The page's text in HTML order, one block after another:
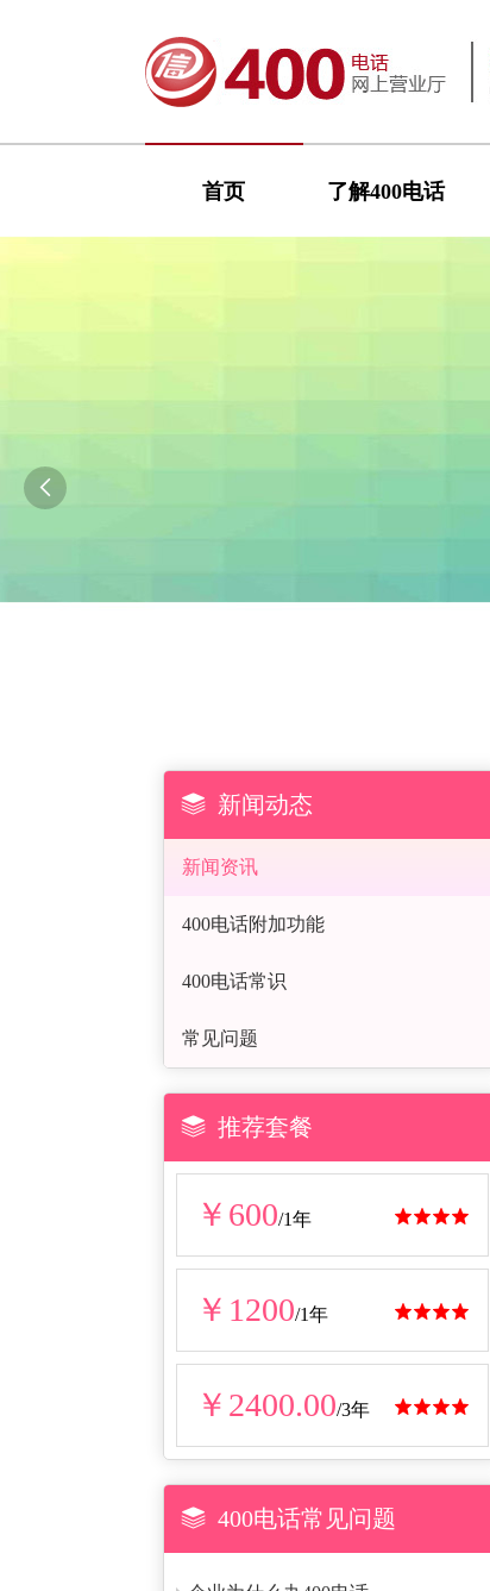
首页 了解400电话

 新闻动态
新闻资讯
400电话附加功能
400电话常识
常见问题
 推荐套餐

￥600/1年

￥1200/1年

￥2400.00/3年
 400电话常见问题